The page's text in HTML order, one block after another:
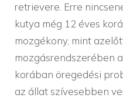
retrievere. Erre
kutya még 12 éves
mozgékony, mint
mozgásrendszerében
korában öregedési
az állat szívesebben